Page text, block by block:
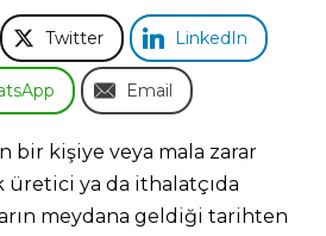
Twitter LinkedIn
Email
bir kişiye veya mala zarar
ya da ithalatçıda
meydana geldiği tarihten